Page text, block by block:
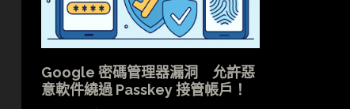
Google 密碼管理器漏洞 允許惡
意軟件繞過 Passkey 接管帳戶！